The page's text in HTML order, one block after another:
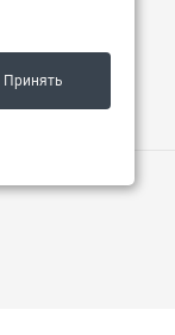
Принять